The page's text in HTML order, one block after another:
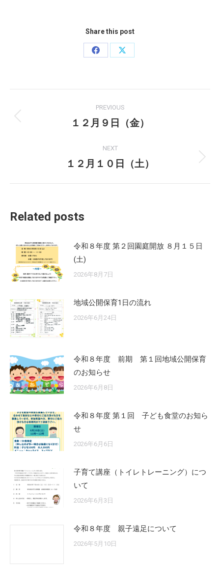
Share this post
Share
Share
navigation
PREVIOUS
Previous
１２月９日（金）
NEXT
Next
１２月１０日（土）
Related posts
令和８年度 第２回園庭開放 ８月１５日
(土)
2026年8月7日
地域公開保育1日の流れ
2026年6月24日
令和８年度 前期 第１回地域公開保育
のお知らせ
2026年6月8日
令和８年度 第１回 子ども食堂のお知ら
せ
2026年6月6日
子育て講座（トイレトレーニング）につ
いて
2026年6月3日
令和８年度 親子遠足について
2026年5月10日